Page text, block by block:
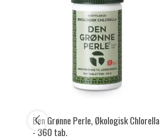
Den Grønne Perle, Økologisk Chlorella
- 360 tab.